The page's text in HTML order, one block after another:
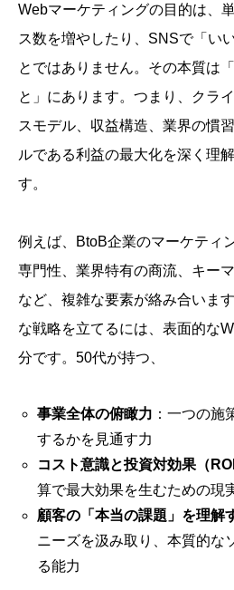
Webマーケティングの目的は、
ス数を増やしたり、SNSで「い
とではありません。その本質は
と」にあります。つまり、クラ
スモデル、収益構造、業界の慣
ルである利益の最大化を深く理
す。
例えば、BtoB企業のマーケティ
専門性、業界特有の商流、キー
など、複雑な要素が絡み合いま
な戦略を立てるには、表面的な
分です。50代が持つ、
事業全体の俯瞰力 ：一つの施
するかを見通す力
コスト意識と投資対効果（
算で最大効果を生むための現
顧客の「本当の課題」を理解
ニーズを汲み取り、本質的な
る能力